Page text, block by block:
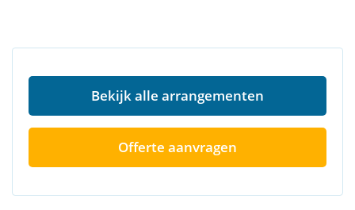
Bekijk alle arrangementen
Offerte aanvragen